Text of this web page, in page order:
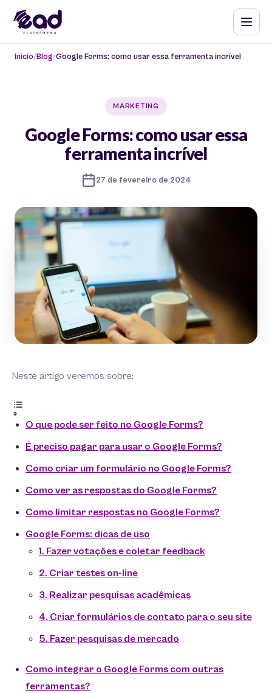
Início Blog Google Forms: como usar essa ferramenta incrível
MARKETING
Google Forms: como usar essa
ferramenta incrível
27 de fevereiro de 2024
Neste artigo veremos sobre:
O que pode ser feito no Google Forms?
É preciso pagar para usar o Google Forms?
Como criar um formulário no Google Forms?
Como ver as respostas do Google Forms?
Como limitar respostas no Google Forms?
Google Forms: dicas de uso
1. Fazer votações e coletar feedback
2. Criar testes on-line
3. Realizar pesquisas acadêmicas
4. Criar formulários de contato para o seu site
5. Fazer pesquisas de mercado
Como integrar o Google Forms com outras
ferramentas?